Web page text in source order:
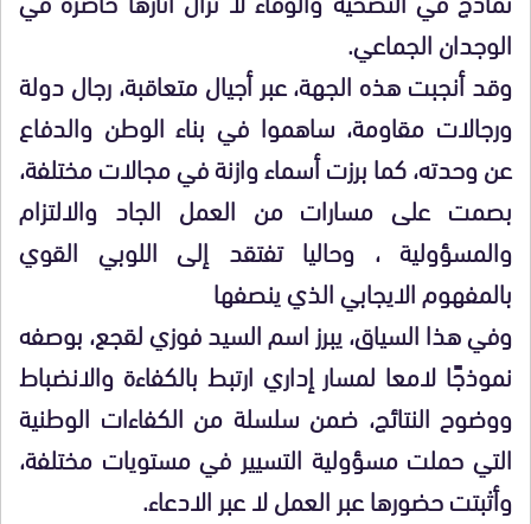
الوجدان الجماعي.
وقد أنجبت هذه الجهة، عبر أجيال متعاقبة، رجال دولة
ورجالات مقاومة، ساهموا في بناء الوطن والدفاع
عن وحدته، كما برزت أسماء وازنة في مجالات مختلفة،
بصمت على مسارات من العمل الجاد والالتزام
والمسؤولية ، وحاليا تفتقد إلى اللوبي القوي
بالمفهوم الايجابي الذي ينصفها
وفي هذا السياق، يبرز اسم السيد فوزي لقجع، بوصفه
نموذجًا لامعا لمسار إداري ارتبط بالكفاءة والانضباط
ووضوح النتائج، ضمن سلسلة من الكفاءات الوطنية
التي حملت مسؤولية التسيير في مستويات مختلفة،
وأثبتت حضورها عبر العمل لا عبر الادعاء.